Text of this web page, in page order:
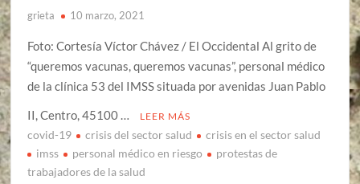
grieta 10 marzo, 2021
Foto: Cortesía Víctor Chávez / El Occidental Al grito de
“queremos vacunas, queremos vacunas”, personal médico
de la clínica 53 del IMSS situada por avenidas Juan Pablo
II, Centro, 45100 …
LEER MÁS
covid-19 crisis del sector salud
crisis en el sector salud
imss
personal médico en riesgo
protestas de
trabajadores de la salud